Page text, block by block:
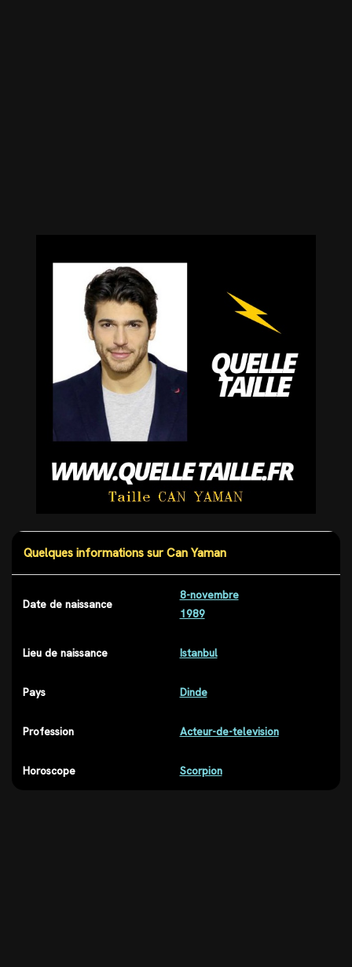
Quelques informations sur Can Yaman
Date de naissance
8-novembre
1989
Lieu de naissance Istanbul
Pays Dinde
Profession Acteur-de-television
Horoscope Scorpion